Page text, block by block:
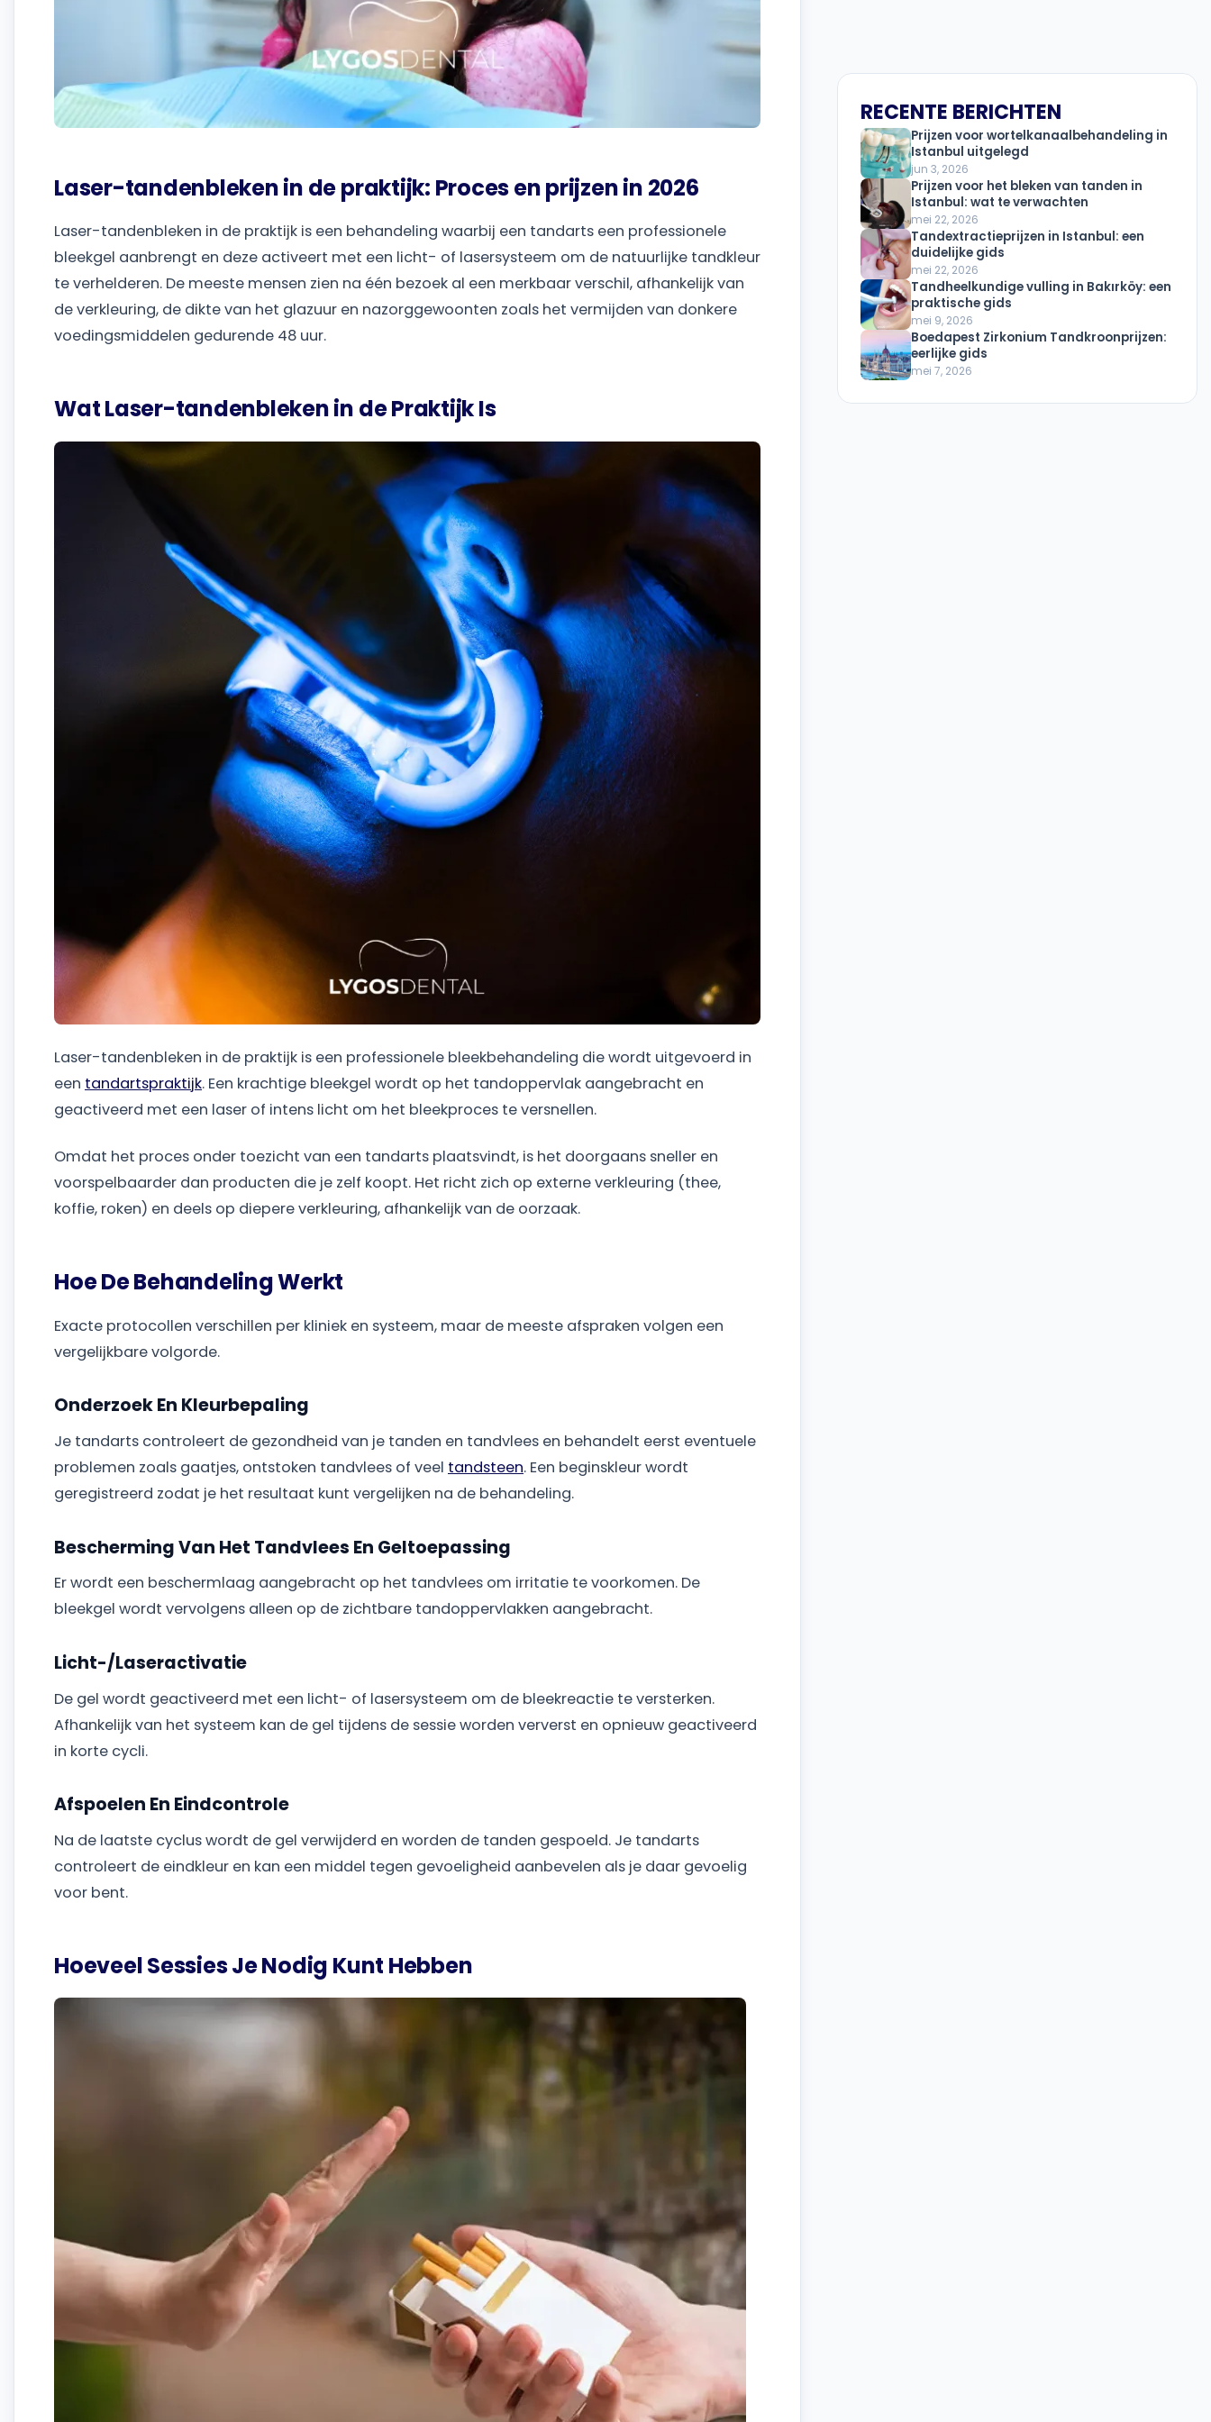
Laser-tandenbleken in de praktijk: Proces en prijzen in 2026
Laser-tandenbleken in de praktijk is een behandeling waarbij een tandarts een professionele
bleekgel aanbrengt en deze activeert met een licht- of lasersysteem om de natuurlijke tandkleur
te verhelderen. De meeste mensen zien na één bezoek al een merkbaar verschil, afhankelijk van
de verkleuring, de dikte van het glazuur en nazorggewoonten zoals het vermijden van donkere
voedingsmiddelen gedurende 48 uur.
Wat Laser-tandenbleken in de Praktijk Is
Laser-tandenbleken in de praktijk is een professionele bleekbehandeling die wordt uitgevoerd in
een tandartspraktijk. Een krachtige bleekgel wordt op het tandoppervlak aangebracht en
geactiveerd met een laser of intens licht om het bleekproces te versnellen.
Omdat het proces onder toezicht van een tandarts plaatsvindt, is het doorgaans sneller en
voorspelbaarder dan producten die je zelf koopt. Het richt zich op externe verkleuring (thee,
koffie, roken) en deels op diepere verkleuring, afhankelijk van de oorzaak.
Hoe De Behandeling Werkt
Exacte protocollen verschillen per kliniek en systeem, maar de meeste afspraken volgen een
vergelijkbare volgorde.
Onderzoek En Kleurbepaling
Je tandarts controleert de gezondheid van je tanden en tandvlees en behandelt eerst eventuele
problemen zoals gaatjes, ontstoken tandvlees of veel tandsteen. Een beginskleur wordt
geregistreerd zodat je het resultaat kunt vergelijken na de behandeling.
Bescherming Van Het Tandvlees En Geltoepassing
Er wordt een beschermlaag aangebracht op het tandvlees om irritatie te voorkomen. De
bleekgel wordt vervolgens alleen op de zichtbare tandoppervlakken aangebracht.
Licht-/Laseractivatie
De gel wordt geactiveerd met een licht- of lasersysteem om de bleekreactie te versterken.
Afhankelijk van het systeem kan de gel tijdens de sessie worden ververst en opnieuw geactiveerd
in korte cycli.
Afspoelen En Eindcontrole
Na de laatste cyclus wordt de gel verwijderd en worden de tanden gespoeld. Je tandarts
controleert de eindkleur en kan een middel tegen gevoeligheid aanbevelen als je daar gevoelig
voor bent.
Hoeveel Sessies Je Nodig Kunt Hebben
RECENTE BERICHTEN
Prijzen voor wortelkanaalbehandeling in
Istanbul uitgelegd
jun 3, 2026
Prijzen voor het bleken van tanden in
Istanbul: wat te verwachten
mei 22, 2026
Tandextractieprijzen in Istanbul: een
duidelijke gids
mei 22, 2026
Tandheelkundige vulling in Bakırköy: een
praktische gids
mei 9, 2026
Boedapest Zirkonium Tandkroonprijzen:
eerlijke gids
mei 7, 2026